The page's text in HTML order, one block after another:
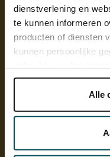
dienstverlening en
te kunnen informeren
producten of diensten
kunnen persoonlijke
onder 'aanpassen'
Lees onze
Via de
Alle
jaar na zijn dood zou
Death in Venice. Die film
publiek.